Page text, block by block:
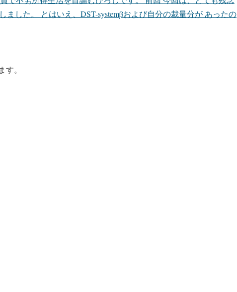
ました。 とはいえ、DST-systemβおよび自分の裁量分が あったの
。